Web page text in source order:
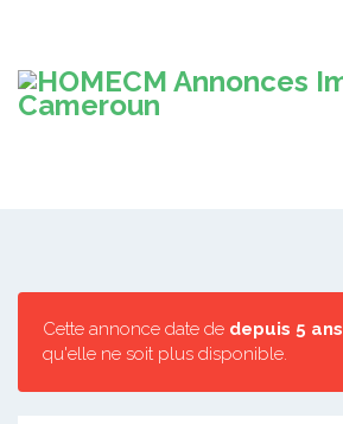
Cette annonce date de depuis 5 ans
qu'elle ne soit plus disponible.